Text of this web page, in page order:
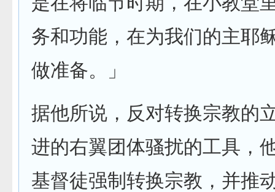
务和功能，在为我们的主耶
做准备。」
据他所说，反对转换宗教的
进的右翼团体骚扰的工具，
基督徒强制转换宗教，并推